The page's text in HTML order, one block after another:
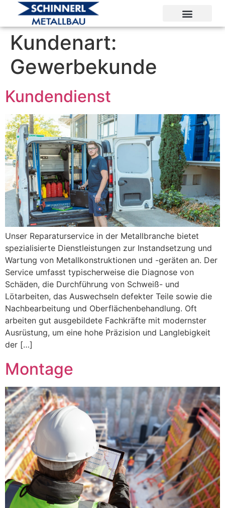
Kundenart:
Gewerbekunde
Kundendienst
Unser Reparaturservice in der Metallbranche bietet
spezialisierte Dienstleistungen zur Instandsetzung und
Wartung von Metallkonstruktionen und -geräten an. Der
Service umfasst typischerweise die Diagnose von
Schäden, die Durchführung von Schweiß- und
Lötarbeiten, das Auswechseln defekter Teile sowie die
Nachbearbeitung und Oberflächenbehandlung. Oft
arbeiten gut ausgebildete Fachkräfte mit modernster
Ausrüstung, um eine hohe Präzision und Langlebigkeit
der […]
Montage